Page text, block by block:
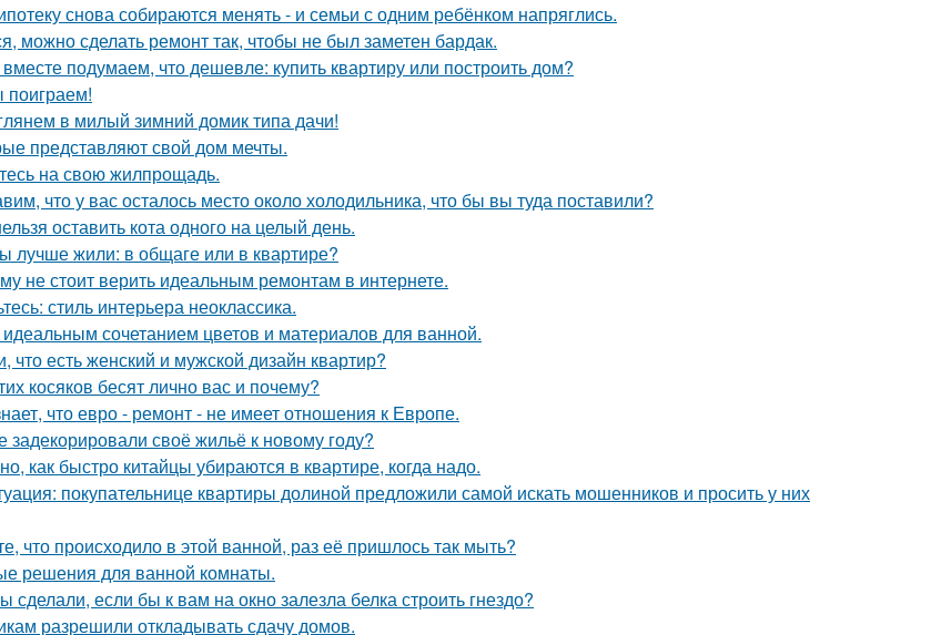
снова собираются менять - и семьи с одним ребёнком напряглись.
можно сделать ремонт так, чтобы не был заметен бардак.
подумаем, что дешевле: купить квартиру или построить дом?
в милый зимний домик типа дачи!
представляют свой дом мечты.
на свою жилпрощадь.
что у вас осталось место около холодильника, что бы вы туда поставили?
оставить кота одного на целый день.
лучше жили: в общаге или в квартире?
не стоит верить идеальным ремонтам в интернете.
стиль интерьера неоклассика.
сочетанием цветов и материалов для ванной.
что есть женский и мужской дизайн квартир?
косяков бесят лично вас и почему?
что евро - ремонт - не имеет отношения к Европе.
задекорировали своё жильё к новому году?
как быстро китайцы убираются в квартире, когда надо.
покупательнице квартиры долиной предложили самой искать мошенников и просить у них
что происходило в этой ванной, раз её пришлось так мыть?
решения для ванной комнаты.
сделали, если бы к вам на окно залезла белка строить гнездо?
разрешили откладывать сдачу домов.